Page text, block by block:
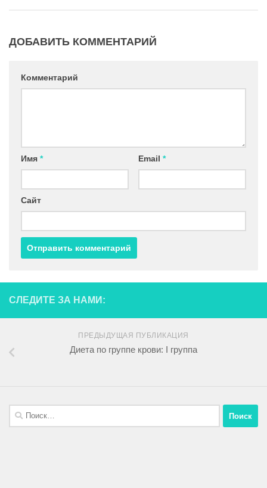
ДОБАВИТЬ КОММЕНТАРИЙ
Комментарий
Имя * Email *
Сайт
СЛЕДИТЕ ЗА НАМИ:
ПРЕДЫДУЩАЯ ПУБЛИКАЦИЯ
Диета по группе крови: I группа